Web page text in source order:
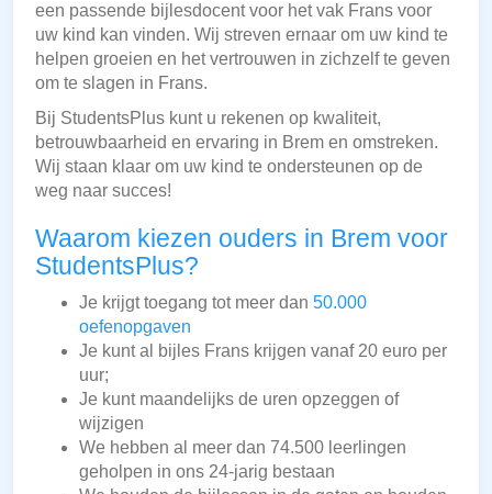
een passende bijlesdocent voor het vak Frans voor
uw kind kan vinden. Wij streven ernaar om uw kind te
helpen groeien en het vertrouwen in zichzelf te geven
om te slagen in Frans.
Bij StudentsPlus kunt u rekenen op kwaliteit,
betrouwbaarheid en ervaring in Brem en omstreken.
Wij staan klaar om uw kind te ondersteunen op de
weg naar succes!
Waarom kiezen ouders in Brem voor
StudentsPlus?
Je krijgt toegang tot meer dan 50.000
oefenopgaven
Je kunt al bijles Frans krijgen vanaf 20 euro per
uur;
Je kunt maandelijks de uren opzeggen of
wijzigen
We hebben al meer dan 74.500 leerlingen
geholpen in ons 24-jarig bestaan